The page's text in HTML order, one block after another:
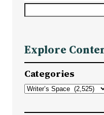
r
c
h
Explore
Categories